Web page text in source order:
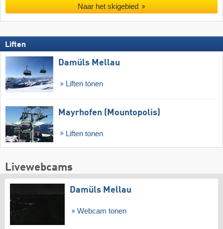
Naar het skigebied
Liften
Damüls Mellau
Liften tonen
Mayrhofen (Mountopolis)
Liften tonen
Livewebcams
Damüls Mellau
Webcam tonen